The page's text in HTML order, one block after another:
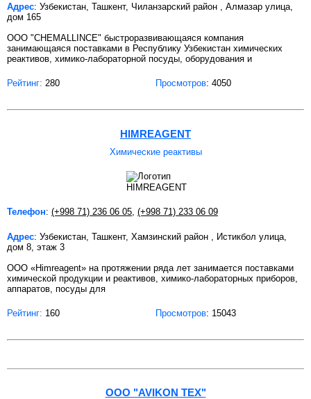
Адрес: Узбекистан, Ташкент, Чиланзарский район , Алмазар улица,
дом 165
ООО "CHEMALLINCE" быстроразвивающаяся компания
занимающаяся поставками в Республику Узбекистан химических
реактивов, химико-лабораторной посуды, оборудования и
Рейтинг: 280 Просмотров: 4050
HIMREAGENT
Химические реактивы
Телефон: (+998 71) 236 06 05 (+998 71) 233 06 09
Адрес: Узбекистан, Ташкент, Хамзинский район , Истикбол улица,
дом 8, этаж 3
ООО «Himreagent» на протяжении ряда лет занимается поставками
химической продукции и реактивов, химико-лабораторных приборов,
аппаратов, посуды для
Рейтинг: 160 Просмотров: 15043
ООО "AVIKON TEX"